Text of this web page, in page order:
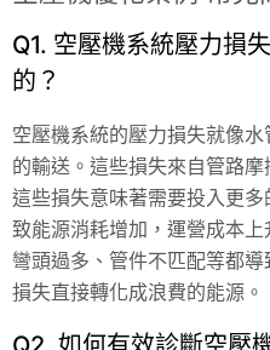
Q1. 空壓機系統壓力損
的？
空壓機系統的壓力損失就像
的輸送。這些損失來自管路
這些損失意味著需要投入更
致能源消耗增加，運營成本
彎頭過多、管件不匹配等都
損失直接轉化成浪費的能源。